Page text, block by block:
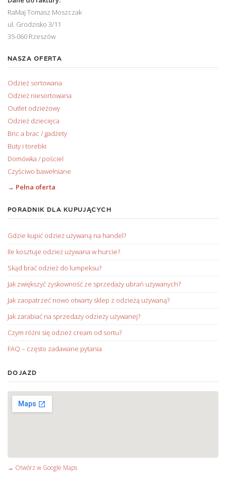
RaMaj Tomasz Moszczak
ul. Grodzisko 3/11
35-060 Rzeszów
NASZA OFERTA
Odzież sortowana
Odzież niesortowana
Outlet odzieżowy
Odzież dziecięca
Bric a brac / gadżety
Buty i torebki
Domówka / pościel
Czyściwo bawełniane
→ Pełna oferta
PORADNIK DLA KUPUJĄCYCH
Gdzie kupić odzież używaną na handel?
Ile kosztuje odzież używana w hurcie?
Skąd brać odzież do lumpeksu?
Jak zwiększyć zyskowność ze sprzedaży ubrań używanych?
Jak zaopatrzeć nowo otwarty sklep z odzieżą używaną?
Jak zarabiać na sprzedaży odzieży używanej?
Czym różni się odzież cream od sortu?
FAQ – często zadawane pytania
DOJAZD
→ Otwórz w Google Maps